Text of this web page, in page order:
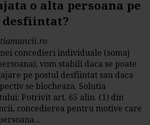
o alta persoana pe
desfiintat?
concedieri individuale (somaj
vom stabili daca se poate
pe postul desfiintat sau daca
se blocheaza. Solutia
Potrivit art. 65 alin. (1) din
concedierea pentru motive care